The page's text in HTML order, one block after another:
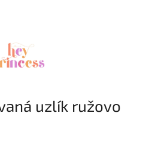
uzlík ružovo